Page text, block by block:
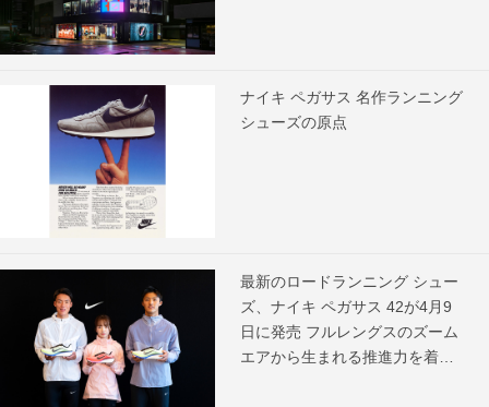
ナイキ ペガサス 名作ランニング
シューズの原点
最新のロードランニング シュー
ズ、ナイキ ペガサス 42が4月9
日に発売 フルレングスのズーム
エアから生まれる推進力を着用